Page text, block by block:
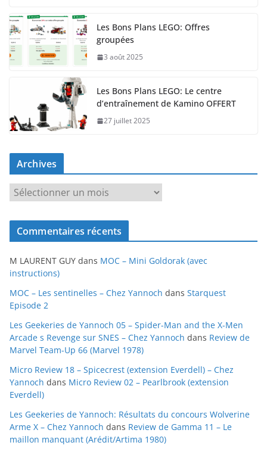
Les Bons Plans LEGO: Offres
groupées
3 août 2025
Les Bons Plans LEGO: Le centre
d’entraînement de Kamino OFFERT
27 juillet 2025
Archives
c
v
e
s
Commentaires récents
M LAURENT GUY dans MOC – Mini Goldorak (avec
instructions)
MOC – Les sentinelles – Chez Yannoch dans Starquest
Episode 2
Les Geekeries de Yannoch 05 – Spider-Man and the X-Men
Arcade s Revenge sur SNES – Chez Yannoch dans Review de
Marvel Team-Up 66 (Marvel 1978)
Micro Review 18 – Spicecrest (extension Everdell) – Chez
Yannoch dans Micro Review 02 – Pearlbrook (extension
Everdell)
Les Geekeries de Yannoch: Résultats du concours Wolverine
Arme X – Chez Yannoch dans Review de Gamma 11 – Le
maillon manquant (Arédit/Artima 1980)